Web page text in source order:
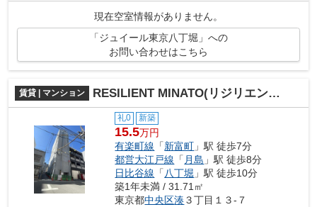
現在空室情報がありません。
「ジュイール東京八丁堀」への
お問い合わせはこちら
賃貸 | マンション RESILIENT MINATO(リジリエント湊)
礼0 新築
15.5万円
有楽町線 「新富町 」駅 徒歩7分
都営大江戸線 「 月島 」駅 徒歩8分
日比谷線 「 八丁堀 」駅 徒歩10分
築1年未満 / 31.71㎡
東京都中央区湊３丁目１３-７